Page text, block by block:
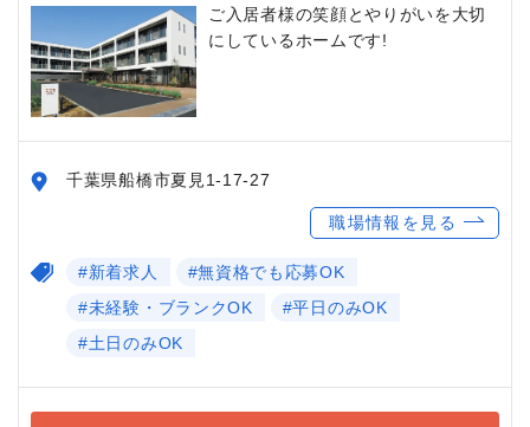
ご入居者様の笑顔とやりがいを大切
にしているホームです!
千葉県船橋市夏見1-17-27
職場情報を見る
#新着求人
#無資格でも応募OK
#未経験・ブランクOK
#平日のみOK
#土日のみOK